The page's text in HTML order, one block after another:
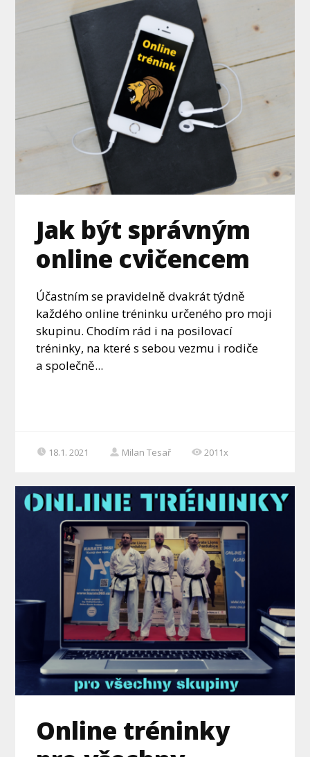
Jak být správným
online cvičencem
Účastním se pravidelně dvakrát týdně
každého online tréninku určeného pro moji
skupinu. Chodím rád i na posilovací
tréninky, na které s sebou vezmu i rodiče
a společně...
18.1. 2021 Milan Tesař 2011x
Online tréninky